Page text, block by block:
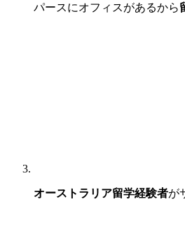
パースにオフィスがあるから
オーストラリア留学経験者が